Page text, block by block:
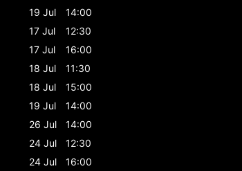
19 Jul
14:00
17 Jul
12:30
17 Jul
16:00
18 Jul
11:30
18 Jul
15:00
19 Jul
14:00
26 Jul
14:00
24 Jul
12:30
24 Jul
16:00